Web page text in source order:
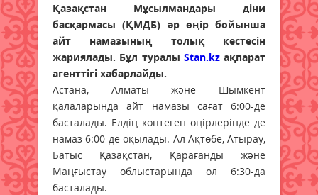
Қазақстан Мұсылмандары діни
басқармасы (ҚМДБ) әр өңір бойынша
айт намазының толық кестесін
жариялады. Бұл туралы Stan.kzақпарат
агенттігі хабарлайды.
Астана, Алматы және Шымкент
қалаларында айт намазы сағат 6:00-де
басталады. Елдің көптеген өңірлерінде де
намаз 6:00-де оқылады. Ал Ақтөбе, Атырау,
Батыс Қазақстан, Қарағанды және
Маңғыстау облыстарында ол 6:30-да
басталады.